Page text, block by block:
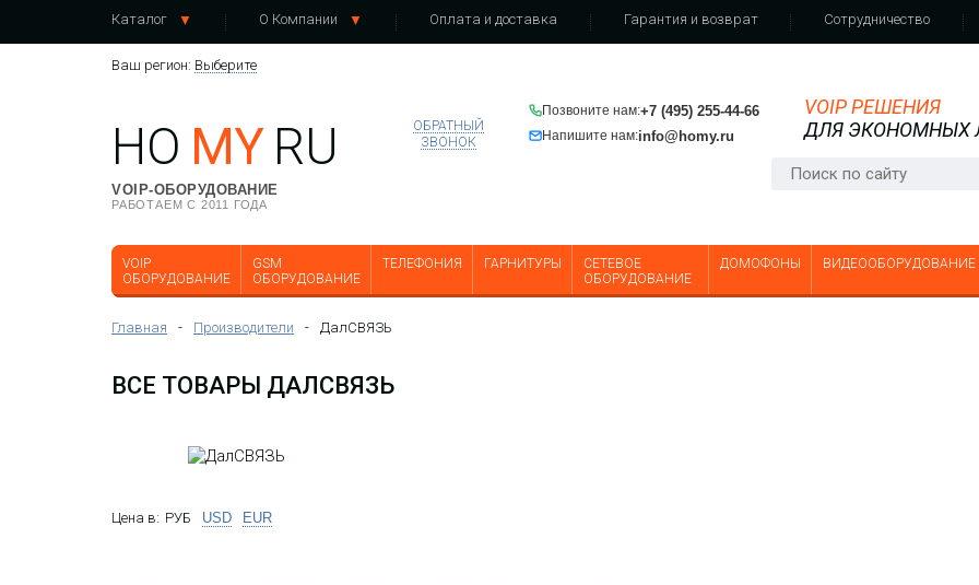
Каталог О Компании Оплата и доставка Гарантия и возврат Сотрудничество
Ваш регион: Выберите
HO MY RU
VOIP-ОБОРУДОВАНИЕ
РАБОТАЕМ С 2011 ГОДА
Позвоните нам:+7 (495) 255-44-66
Напишите нам:info@homy.ru
ОБРАТНЫЙ
ЗВОНОК
VOIP РЕШЕНИЯ
ДЛЯ ЭКОНОМНЫХ
VOIP
ОБОРУДОВАНИЕ
GSM
ОБОРУДОВАНИЕ
ТЕЛЕФОНИЯ ГАРНИТУРЫ
СЕТЕВОЕ
ОБОРУДОВАНИЕ
ДОМОФОНЫ ВИДЕООБОРУДОВАНИЕ
Главная - Производители - ДалСВЯЗЬ
ВСЕ ТОВАРЫ ДАЛСВЯЗЬ
Цена в: РУБ USD EUR
усиление 11 дБ, кабель 0.3 м, N-
розетка